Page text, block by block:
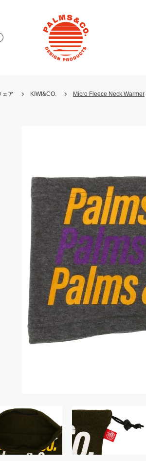
ェア KIWI&CO. Micro Fleece Neck Warmer